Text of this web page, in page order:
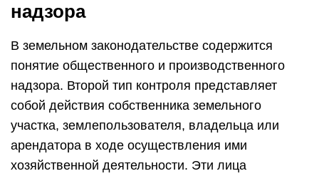
надзора
В земельном законодательстве содержится
понятие общественного и производственного
надзора. Второй тип контроля представляет
собой действия собственника земельного
участка, землепользователя, владельца или
арендатора в ходе осуществления ими
хозяйственной деятельности. Эти лица